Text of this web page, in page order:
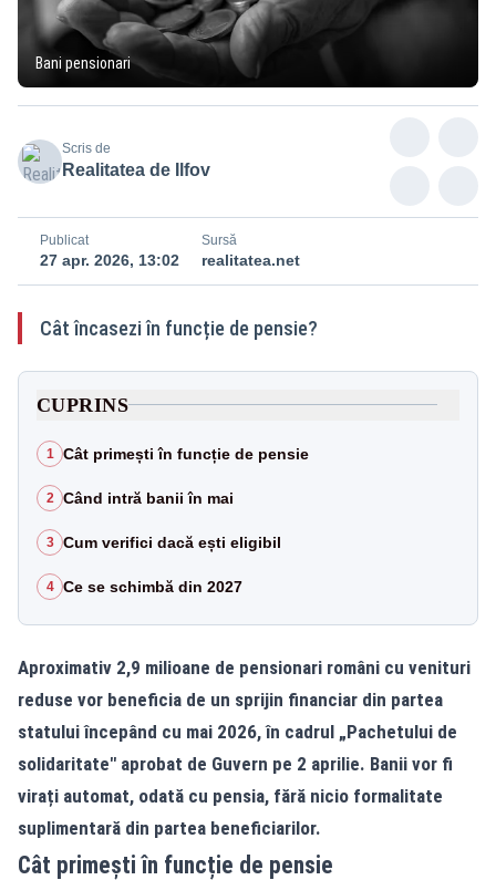
Bani pensionari
Scris de
Realitatea de Ilfov
Publicat
27 apr. 2026, 13:02
Sursă
realitatea.net
Cât încasezi în funcție de pensie?
CUPRINS
1 Cât primești în funcție de pensie
2 Când intră banii în mai
3 Cum verifici dacă ești eligibil
4 Ce se schimbă din 2027
Aproximativ 2,9 milioane de pensionari români cu venituri
reduse vor beneficia de un sprijin financiar din partea
statului începând cu mai 2026, în cadrul „Pachetului de
solidaritate" aprobat de Guvern pe 2 aprilie. Banii vor fi
virați automat, odată cu pensia, fără nicio formalitate
suplimentară din partea beneficiarilor.
Cât primești în funcție de pensie